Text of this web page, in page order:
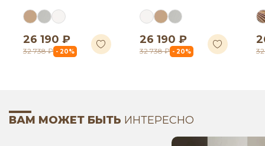
26 190 ₽
32 738 ₽ - 20%
26 190 ₽
32 738 ₽ - 20%
ВАМ МОЖЕТ БЫТЬ ИНТЕРЕСНО